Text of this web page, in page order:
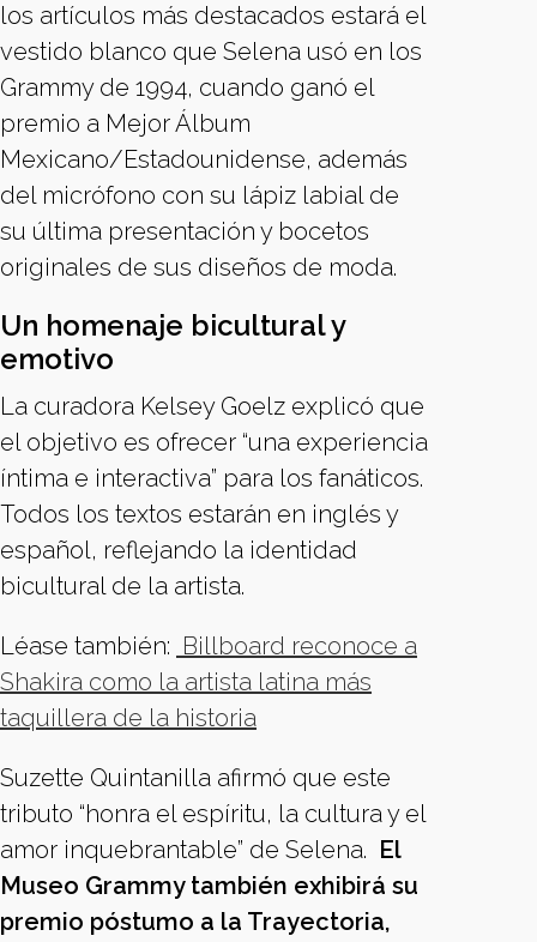
los artículos más destacados estará el
vestido blanco que Selena usó en los
Grammy de 1994, cuando ganó el
premio a Mejor Álbum
Mexicano/Estadounidense, además
del micrófono con su lápiz labial de
su última presentación y bocetos
originales de sus diseños de moda.
Un homenaje bicultural y
emotivo
La curadora Kelsey Goelz explicó que
el objetivo es ofrecer “una experiencia
íntima e interactiva” para los fanáticos.
Todos los textos estarán en inglés y
español, reflejando la identidad
bicultural de la artista.
Léase también: Billboard reconoce a
Shakira como la artista latina más
taquillera de la historia
Suzette Quintanilla afirmó que este
tributo “honra el espíritu, la cultura y el
amor inquebrantable” de Selena. El
Museo Grammy también exhibirá su
premio póstumo a la Trayectoria,